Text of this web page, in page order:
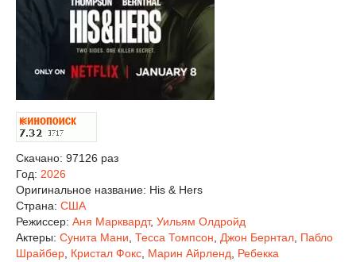
Скачано: 97126 раз
Год: 2026
Оригинальное название: His & Hers
Страна: США
Режиссер: Аня Марквардт, Уильям Олдройд
Актеры: Сунита Мани Тесса Томпсон Джон Бернтал Пабло
Шрайбер Кристал Фокс Марин Айрленд
Ребекка